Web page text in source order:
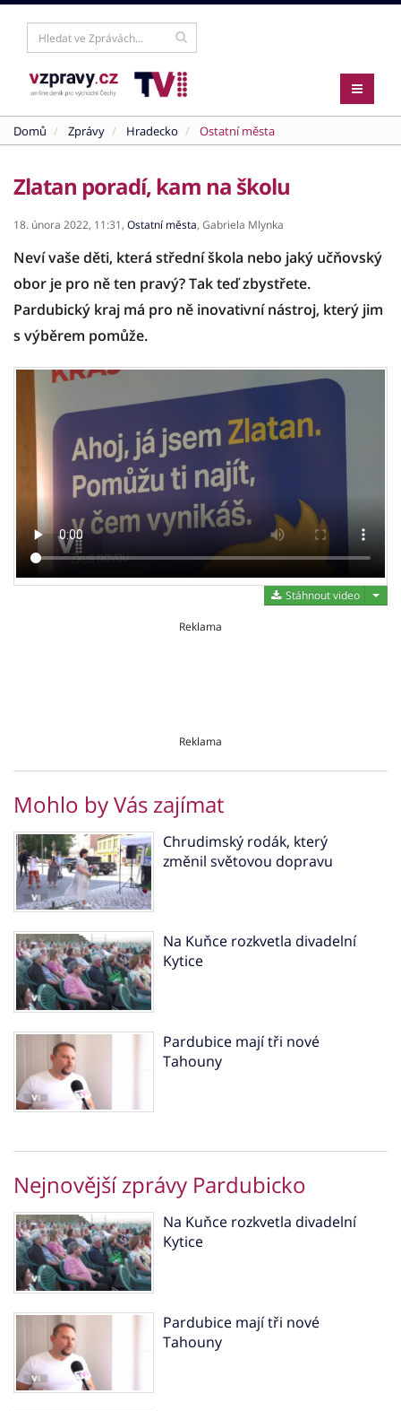
Domů Zprávy Hradecko Ostatní města
Zlatan poradí, kam na školu
18. února 2022, 11:31, Ostatní města, Gabriela Mlynka
Neví vaše děti, která střední škola nebo jaký učňovský
obor je pro ně ten pravý? Tak teď zbystřete.
Pardubický kraj má pro ně inovativní nástroj, který jim
s výběrem pomůže.
Stáhnout video
Reklama
Reklama
Mohlo by Vás zajímat
Chrudimský rodák, který
změnil světovou dopravu
Na Kuňce rozkvetla divadelní
Kytice
Pardubice mají tři nové
Tahouny
Nejnovější zprávy Pardubicko
Na Kuňce rozkvetla divadelní
Kytice
Pardubice mají tři nové
Tahouny